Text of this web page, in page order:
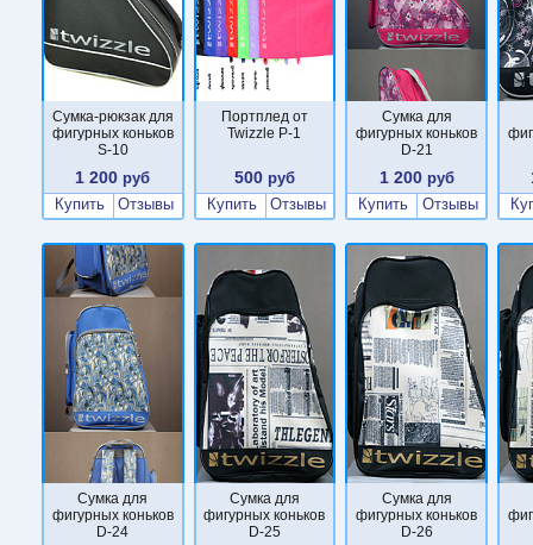
Сумка-рюкзак для
фигурных коньков
S-10
1 200 руб
Купить
Отзывы
Портплед от
Twizzle P-1
500 руб
Купить
Отзывы
Сумка для
фигурных коньков
D-21
1 200руб
Купить
Отзывы
Сумка для
фигурных коньков
D-24
Сумка для
фигурных коньков
D-25
Сумка для
фигурных коньков
D-26